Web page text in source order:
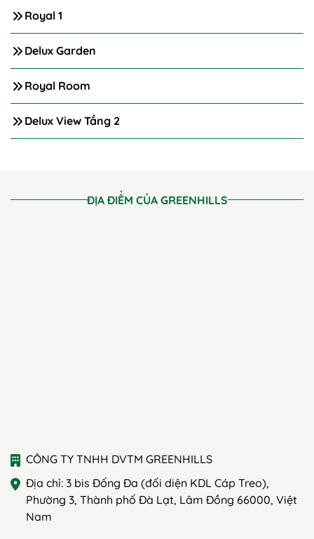
Royal 1
Delux Garden
Royal Room
Delux View Tầng 2
ĐỊA ĐIỂM CỦA GREENHILLS
CÔNG TY TNHH DVTM GREENHILLS
Địa chỉ: 3 bis Đống Đa (đối diện KDL Cáp Treo),
Phường 3, Thành phố Đà Lạt, Lâm Đồng 66000, Việt
Nam